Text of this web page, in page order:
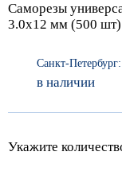
Саморезы
3.0х12 мм (500
Санкт-Петербург:
в наличии
Укажите